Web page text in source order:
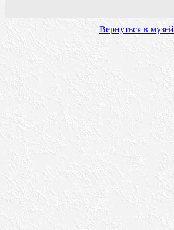
Вернуться в музей